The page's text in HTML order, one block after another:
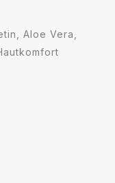
Aloe Vera,